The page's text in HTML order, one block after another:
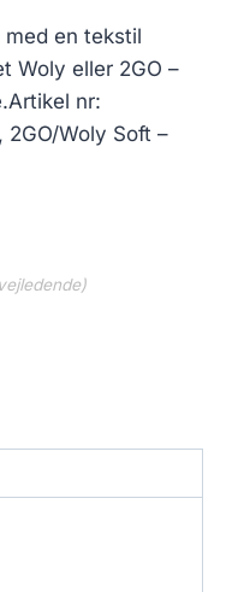
en tekstil
Woly eller 2GO –
nr:
Woly Soft –